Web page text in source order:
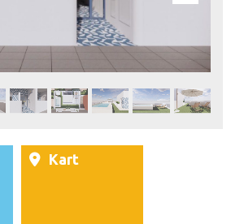
Kart